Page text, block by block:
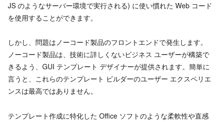
JS のようなサーバー環境で実行される) に使い慣れた Web コード
を使用することができます。
しかし、問題はノーコード製品のフロントエンドで発生します。
ノーコード製品は、技術に詳しくないビジネス ユーザーが構築で
きるよう、GUI テンプレート デザイナーが提供されます。簡単に
言うと、これらのテンプレート ビルダーのユーザー エクスペリエ
ンスは最高ではありません。
テンプレート作成に特化した Office ソフトのような柔軟性や直感